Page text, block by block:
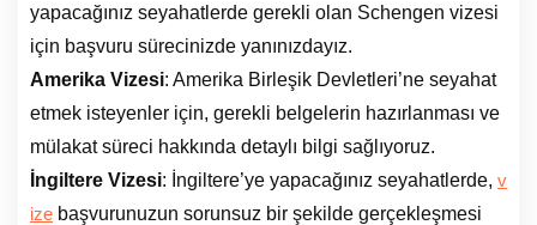
yapacağınız seyahatlerde gerekli olan Schengen vizesi
için başvuru sürecinizde yanınızdayız.
Amerika Vizesi: Amerika Birleşik Devletleri’ne seyahat
etmek isteyenler için, gerekli belgelerin hazırlanması ve
mülakat süreci hakkında detaylı bilgi sağlıyoruz.
İngiltere Vizesi: İngiltere’ye yapacağınız seyahatlerde, v
ize başvurunuzun sorunsuz bir şekilde gerçekleşmesi